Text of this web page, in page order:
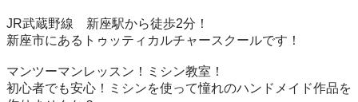
JR武蔵野線　新座駅から徒歩2分！
新座市にあるトゥッティカルチャースクールです！
マンツーマンレッスン！ミシン教室！
初心者でも安心！ミシンを使って憧れのハンドメイド作品を